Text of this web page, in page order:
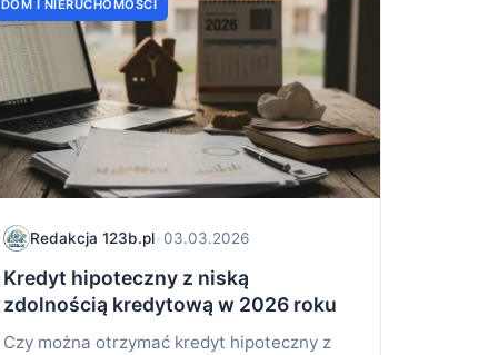
DOM I NIERUCHOMOŚCI
Redakcja 123b.pl•03.03.2026
Kredyt hipoteczny z niską
zdolnością kredytową w 2026 roku
Czy można otrzymać kredyt hipoteczny z